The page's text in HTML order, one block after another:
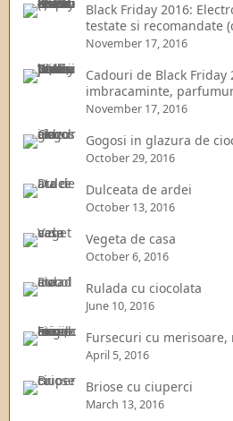
Black Friday 2016:
testate si recomandate
November 17, 2016
Cadouri de Black Friday
imbracaminte,
November 17, 2016
Gogosi in glazura de
October 29, 2016
Dulceata de ardei
October 13, 2016
Vegeta de casa
October 6, 2016
Rulada cu ciocolata
June 10, 2016
Fursecuri cu
April 5, 2016
Briose cu ciuperci
March 13, 2016